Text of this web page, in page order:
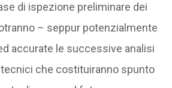
di ispezione preliminare dei
– seppur potenzialmente
accurate le successive analisi
che costituiranno spunto